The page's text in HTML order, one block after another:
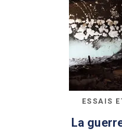
ESSAIS
La